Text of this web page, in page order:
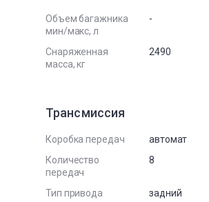
Объем багажника
мин/макс, л
-
Снаряженная
масса, кг
2490
Трансмиссия
Коробка передач
автомат
Количество
передач
8
Тип привода задний